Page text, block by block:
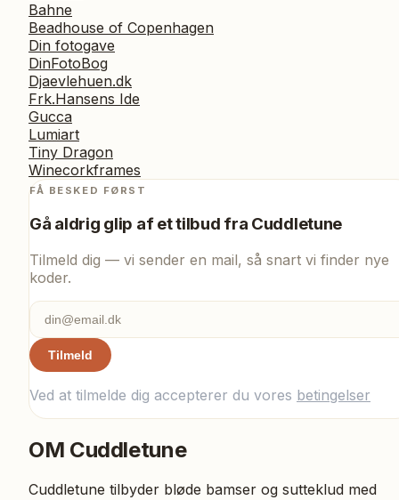
Bahne
Beadhouse of Copenhagen
Din fotogave
DinFotoBog
Djaevlehuen.dk
Frk.Hansens Ide
Gucca
Lumiart
Tiny Dragon
Winecorkframes
FÅ BESKED FØRST
Gå aldrig glip af et tilbud fra Cuddletune
Tilmeld dig — vi sender en mail, så snart vi finder nye
koder.
Tilmeld
Ved at tilmelde dig accepterer du vores betingelser
OM Cuddletune
Cuddletune tilbyder bløde bamser og sutteklud med